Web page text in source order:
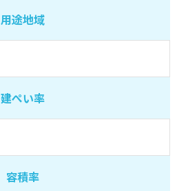
用途地域
建ぺい率
容積率